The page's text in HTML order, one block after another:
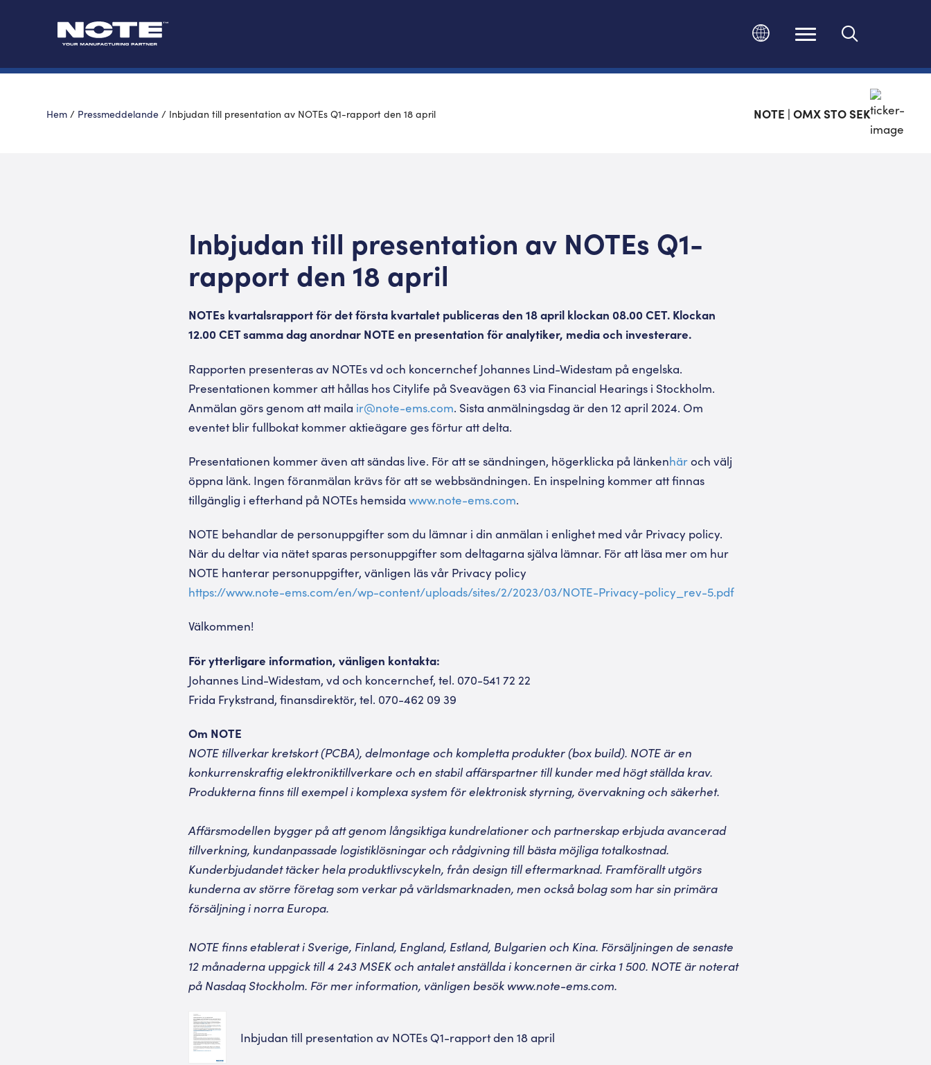
Ändra språk
Hem / Pressmeddelande / Inbjudan till presentation av NOTEs Q1-rapport den 18 april NOTE | OMX STO SEK
Inbjudan till presentation av NOTEs Q1-
rapport den 18 april
NOTEs kvartalsrapport för det första kvartalet publiceras den 18 april klockan 08.00 CET. Klockan
12.00 CET samma dag anordnar NOTE en presentation för analytiker, media och investerare.
Rapporten presenteras av NOTEs vd och koncernchef Johannes Lind-Widestam på engelska.
Presentationen kommer att hållas hos Citylife på Sveavägen 63 via Financial Hearings i Stockholm.
Anmälan görs genom att maila ir@note-ems.com. Sista anmälningsdag är den 12 april 2024. Om
eventet blir fullbokat kommer aktieägare ges förtur att delta.
Presentationen kommer även att sändas live. För att se sändningen, högerklicka på länkenhäroch välj
öppna länk. Ingen föranmälan krävs för att se webbsändningen. En inspelning kommer att finnas
tillgänglig i efterhand på NOTEs hemsida www.note-ems.com.
NOTE behandlar de personuppgifter som du lämnar i din anmälan i enlighet med vår Privacy policy.
När du deltar via nätet sparas personuppgifter som deltagarna själva lämnar. För att läsa mer om hur
NOTE hanterar personuppgifter, vänligen läs vår Privacy policy
https://www.note-ems.com/en/wp-content/uploads/sites/2/2023/03/NOTE-Privacy-policy_rev-5.pdf
Välkommen!
För ytterligare information, vänligen kontakta:
Johannes Lind-Widestam, vd och koncernchef, tel. 070-541 72 22
Frida Frykstrand, finansdirektör, tel. 070-462 09 39
Om NOTE
NOTE tillverkar kretskort (PCBA), delmontage och kompletta produkter (box build). NOTE är en
konkurrenskraftig elektroniktillverkare och en stabil affärspartner till kunder med högt ställda krav.
Produkterna finns till exempel i komplexa system för elektronisk styrning, övervakning och säkerhet.
Affärsmodellen bygger på att genom långsiktiga kundrelationer och partnerskap erbjuda avancerad
tillverkning, kundanpassade logistiklösningar och rådgivning till bästa möjliga totalkostnad.
Kunderbjudandet täcker hela produktlivscykeln, från design till eftermarknad. Framförallt utgörs
kunderna av större företag som verkar på världsmarknaden, men också bolag som har sin primära
försäljning i norra Europa.
NOTE finns etablerat i Sverige, Finland, England, Estland, Bulgarien och Kina. Försäljningen de senaste
12 månaderna uppgick till 4 243 MSEK och antalet anställda i koncernen är cirka 1 500. NOTE är noterat
på Nasdaq Stockholm. För mer information, vänligen besök www.note-ems.com.
Inbjudan till presentation av NOTEs Q1-rapport den 18 april